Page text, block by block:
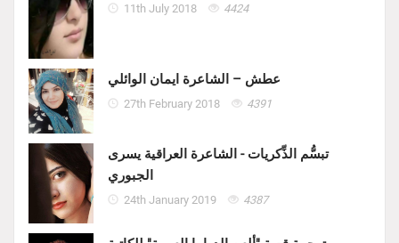
11th July 2018 4424
عطش – الشاعرة ايمان الوائلي
27th February 2018 4391
تبسُّم الذِّكريات - الشاعرة العراقية يسرى
الجبوري
24th January 2019 4387